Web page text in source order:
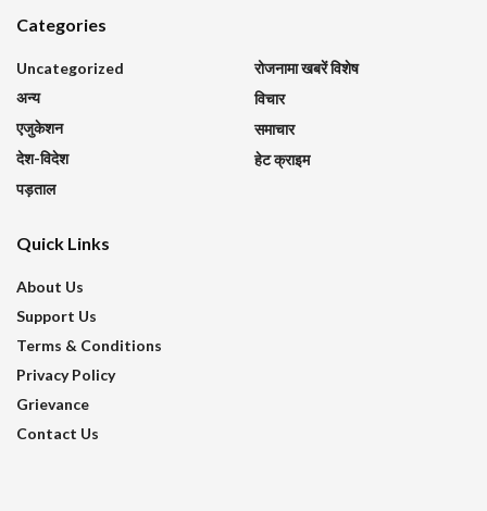
Categories
Uncategorized
अन्य
एजुकेशन
देश-विदेश
पड़ताल
रोजनामा खबरें विशेष
विचार
समाचार
हेट क्राइम
Quick Links
About Us
Support Us
Terms & Conditions
Privacy Policy
Grievance
Contact Us